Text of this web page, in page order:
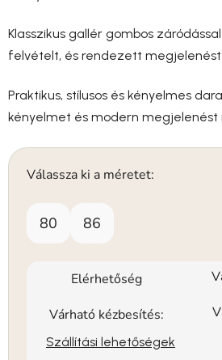
Klasszikus gallér gombos
felvételt, és rendezett megjelenést
Praktikus, stílusos és kényelmes
kényelmet és modern megjelenést
Válassza ki a méretet:
80 86
Elérhetőség
Várható kézbesítés:
Szállítási lehetőségek